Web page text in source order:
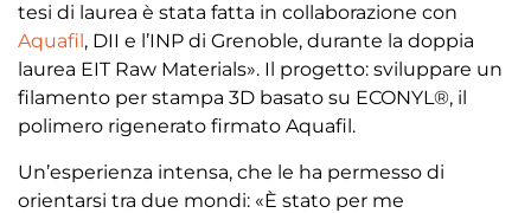
tesi di laurea è stata fatta in collaborazione con
Aquafil , DII e l’INP di Grenoble, durante la doppia
laurea EIT Raw Materials». Il progetto: sviluppare un
filamento per stampa 3D basato su ECONYL®, il
polimero rigenerato firmato Aquafil.
Un’esperienza intensa, che le ha permesso di
orientarsi tra due mondi: «È stato per me